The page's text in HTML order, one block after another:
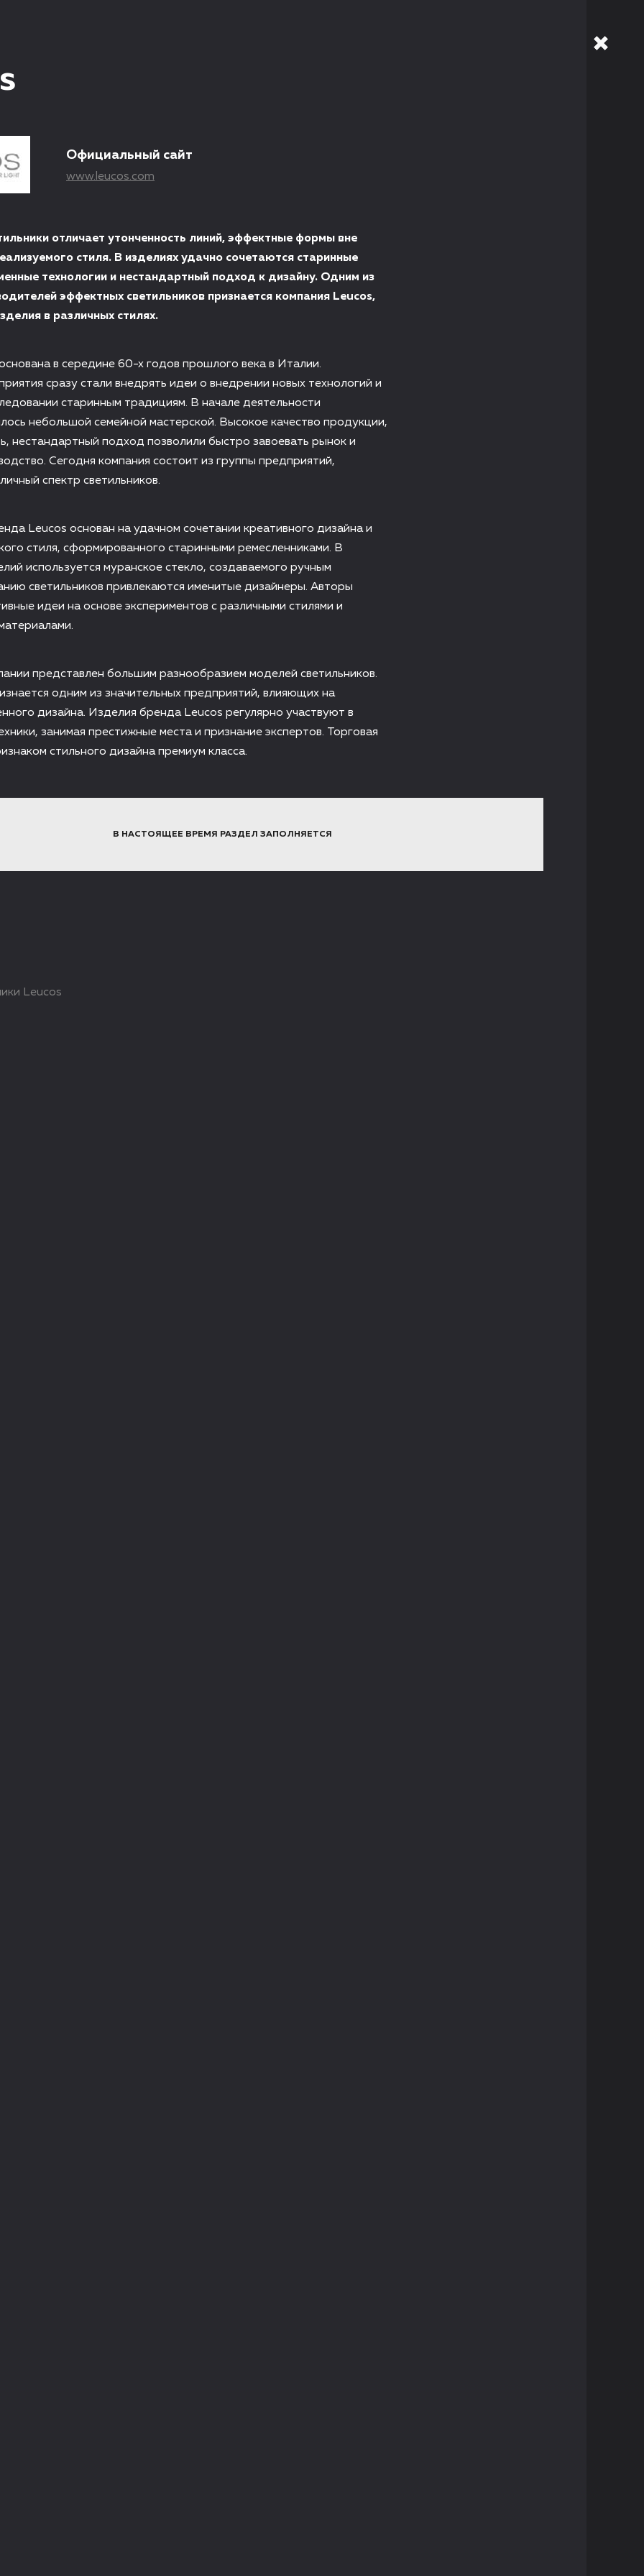
Официальный сайт
www.leucos.com
отличает утонченность линий, эффектные формы вне
стиля. В изделиях удачно сочетаются старинные
технологии и нестандартный подход к дизайну. Одним из
эффектных светильников признается компания Leucos,
в различных стилях.
в середине 60-х годов прошлого века в Италии.
сразу стали внедрять идеи о внедрении новых технологий и
старинным традициям. В начале деятельности
небольшой семейной мастерской. Высокое качество продукции,
нестандартный подход позволили быстро завоевать рынок и
Сегодня компания состоит из группы предприятий,
спектр светильников.
Leucos основан на удачном сочетании креативного дизайна и
стиля, сформированного старинными ремесленниками. В
используется муранское стекло, создаваемого ручным
светильников привлекаются именитые дизайнеры. Авторы
идеи на основе экспериментов с различными стилями и
представлен большим разнообразием моделей светильников.
одним из значительных предприятий, влияющих на
дизайна. Изделия бренда Leucos регулярно участвуют в
занимая престижные места и признание экспертов. Торговая
стильного дизайна премиум класса.
В НАСТОЯЩЕЕ ВРЕМЯ РАЗДЕЛ ЗАПОЛНЯЕТСЯ
Leucos